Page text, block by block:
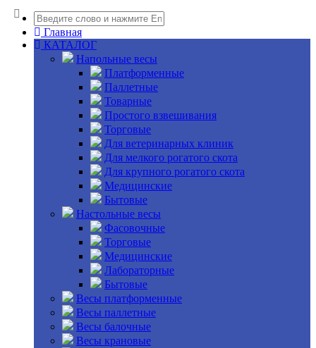
Главная
КАТАЛОГ
Напольные весы
Платформенные
Паллетные
Товарные
Простого взвешивания
Торговые
Для ветеринарных клиник
Для мелкого рогатого скота
Для крупного рогатого скота
Медицинские
Бытовые
Настольные весы
Фасовочные
Торговые
Медицинские
Лабораторные
Бытовые
Весы платформенные
Весы паллетные
Весы балочные
Весы крановые